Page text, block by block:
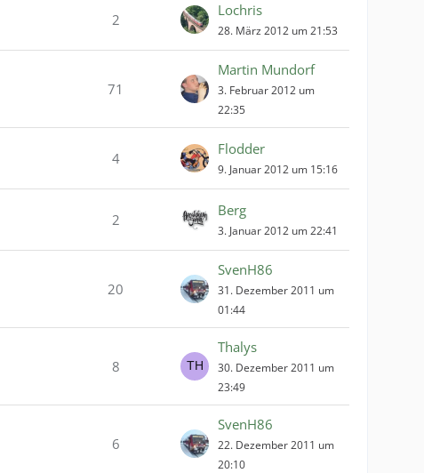
2
Lochris
28. März 2012 um 21:53
71
Martin Mundorf
3. Februar 2012 um
22:35
4
Flodder
9. Januar 2012 um 15:16
2
Berg
3. Januar 2012 um 22:41
20
SvenH86
31. Dezember 2011 um
01:44
8
Thalys
30. Dezember 2011 um
23:49
6
SvenH86
22. Dezember 2011 um
20:10